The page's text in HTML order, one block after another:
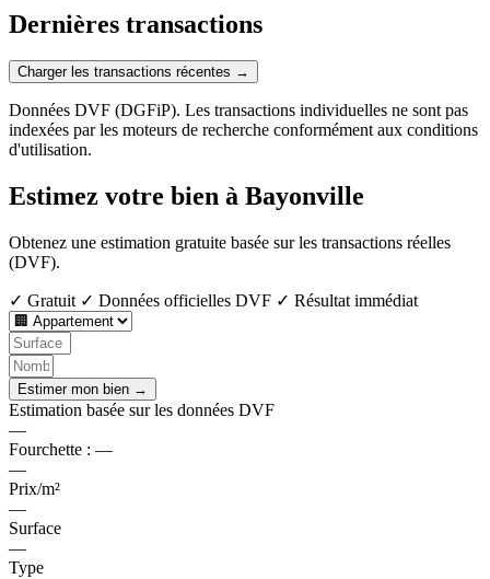
Dernières transactions
Charger les transactions récentes →
Données DVF (DGFiP). Les transactions individuelles ne sont pas
indexées par les moteurs de recherche conformément aux conditions
d'utilisation.
Estimez votre bien à Bayonville
Obtenez une estimation gratuite basée sur les transactions réelles
(DVF).
✓ Gratuit ✓ Données officielles DVF ✓ Résultat immédiat
Estimer mon bien →
Estimation basée sur les données DVF
—
Fourchette : —
—
Prix/m²
—
Surface
—
Type